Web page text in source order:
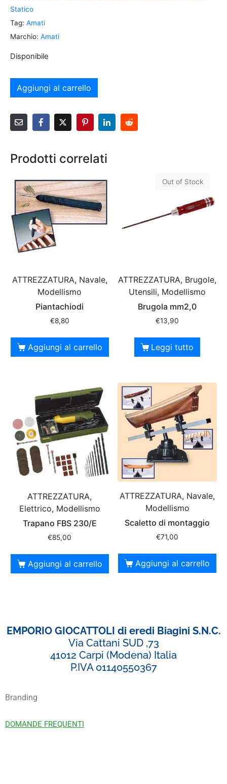
Statico
Tag: Amati
Marchio: Amati
Disponibile
Aggiungi al carrello
Prodotti correlati
ATTREZZATURA, Navale,
Modellismo
Piantachiodi
€8,80
Aggiungi al carrello
Out of Stock
ATTREZZATURA, Brugole,
Utensili, Modellismo
Brugola mm2,0
€13,90
Leggi tutto
ATTREZZATURA,
Elettrico, Modellismo
Trapano FBS 230/E
€85,00
Aggiungi al carrello
ATTREZZATURA, Navale,
Modellismo
Scaletto di montaggio
€71,00
Aggiungi al carrello
EMPORIO GIOCATTOLI di eredi Biagini S.N.C.
Via Cattani SUD ,73
41012 Carpi (Modena) Italia
P.IVA 01140550367
Branding
DOMANDE FREQUENTI